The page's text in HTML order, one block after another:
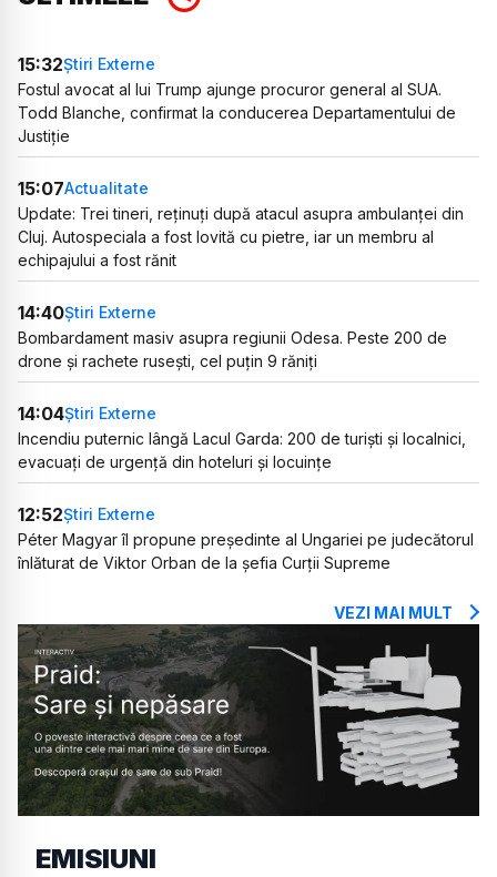
15:32Știri Externe
Fostul avocat al lui Trump ajunge procuror general al SUA.
Todd Blanche, confirmat la conducerea Departamentului de
Justiție
15:07Actualitate
Update: Trei tineri, reținuți după atacul asupra ambulanței din
Cluj. Autospeciala a fost lovită cu pietre, iar un membru al
echipajului a fost rănit
14:40Știri Externe
Bombardament masiv asupra regiunii Odesa. Peste 200 de
drone și rachete rusești, cel puțin 9 răniți
14:04Știri Externe
Incendiu puternic lângă Lacul Garda: 200 de turiști și localnici,
evacuați de urgență din hoteluri și locuințe
12:52Știri Externe
Péter Magyar îl propune președinte al Ungariei pe judecătorul
înlăturat de Viktor Orban de la șefia Curții Supreme
VEZI MAI MULT
EMISIUNI